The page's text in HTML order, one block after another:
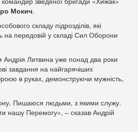
Мокич.
складу підрозділів, які
на передовій у складі Сил Оборони
Андрія Литвина уже понад два роки
завдання на найгарячіших
в руках, демонструючи мужність,
Пишаюся людьми, з якими служу.
нашу Перемогу», – сказав Андрій